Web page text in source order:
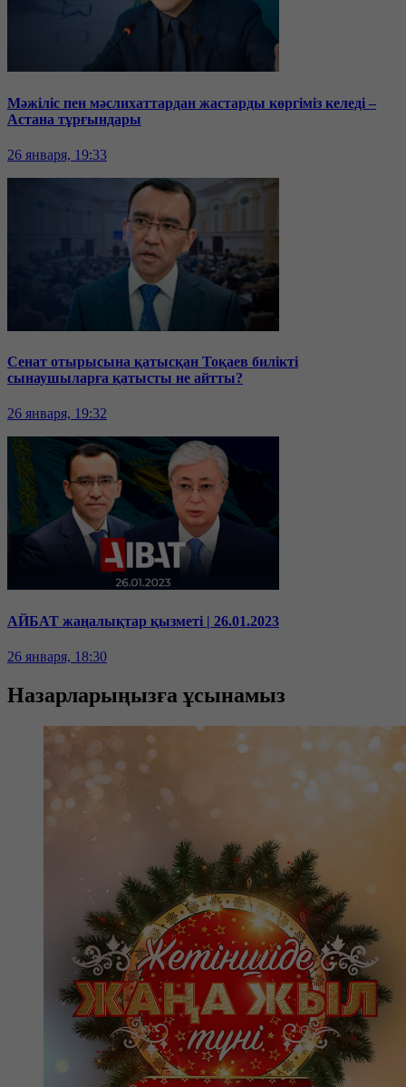
Мәжіліс пен мәслихаттардан жастарды көргіміз келеді –
Астана тұрғындары
26 января, 19:33
Сенат отырысына қатысқан Тоқаев билікті
сынаушыларға қатысты не айтты?
26 января, 19:32
АЙБАТ жаңалықтар қызметі | 26.01.2023
26 января, 18:30
Назарларыңызға ұсынамыз